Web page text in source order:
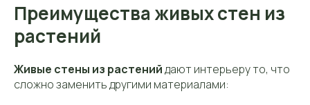
Преимущества живых стен из
растений
Живые стены из растенийдают интерьеру то, что
сложно заменить другими материалами: